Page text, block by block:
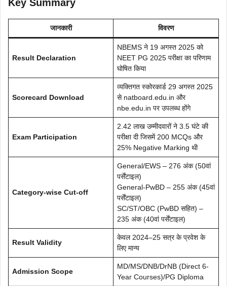
Key Summary
जानकारी विवरण
Result Declaration
NBEMS ने 19 अगस्त 2025 को
NEET PG 2025 परीक्षा का परिणाम
घोषित किया
Scorecard Download
व्यक्तिगत स्कोरकार्ड 29 अगस्त 2025
से natboard.edu.in और
nbe.edu.in पर उपलब्ध होंगे
Exam Participation
2.42 लाख उम्मीदवारों ने 3.5 घंटे की
परीक्षा दी जिसमें 200 MCQs और
25% Negative Marking थी
Category-wise Cut-off
General/EWS – 276 अंक (50वां
पर्सेंटाइल)
General-PwBD – 255 अंक (45वां
पर्सेंटाइल)
SC/ST/OBC (PwBD सहित) –
235 अंक (40वां पर्सेंटाइल)
Result Validity
केवल 2024–25 सत्र के प्रवेश के
लिए मान्य
Admission Scope
MD/MS/DNB/DrNB (Direct 6-
Year Courses)/PG Diploma